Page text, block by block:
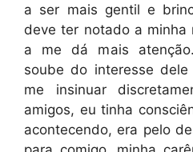
a ser mais gentil e
deve ter notado a minha
a me dá mais
soube do interesse
me insinuar
amigos, eu tinha
acontecendo, era pelo